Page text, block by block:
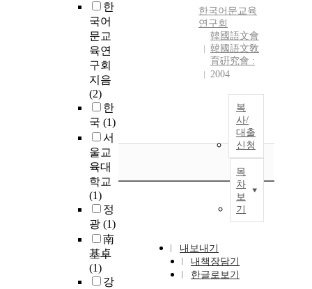
한
국어
문교
육연
구회
지음
(2)
한
국 (1)
서
울교
육대
학교
(1)
정
광 (1)
南
基卓
(1)
강
한국어문교육
연구회
韓國語文會
韓國語文敎
育硏究會 :
2004
복
사/
대출
신청
목
차
보
기
내보내기
내책장담기
한글로보기